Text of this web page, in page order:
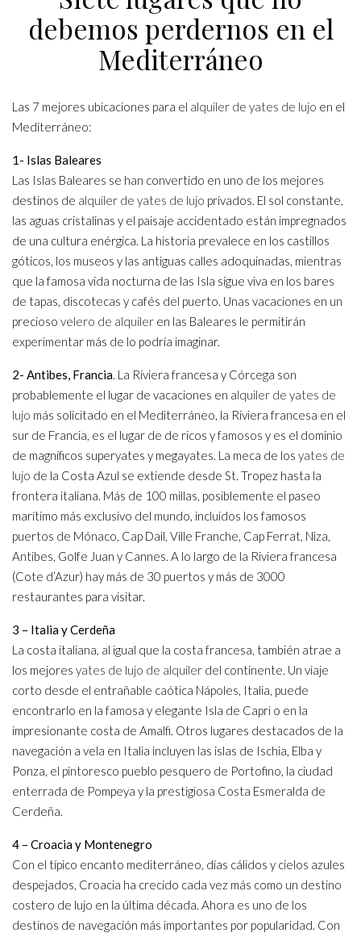
debemos perdernos en el
Mediterráneo
Las 7 mejores ubicaciones para el alquiler de yates de lujo en el
Mediterráneo:
1- Islas Baleares
Las Islas Baleares se han convertido en uno de los mejores
destinos de alquiler de yates de lujo privados. El sol constante,
las aguas cristalinas y el paisaje accidentado están impregnados
de una cultura enérgica. La historia prevalece en los castillos
góticos, los museos y las antiguas calles adoquinadas, mientras
que la famosa vida nocturna de las Isla sigue viva en los bares
de tapas, discotecas y cafés del puerto. Unas vacaciones en un
precioso velero de alquiler en las Baleares le permitirán
experimentar más de lo podría imaginar.
2- Antibes, Francia. La Riviera francesa y Córcega son
probablemente el lugar de vacaciones en alquiler de yates de
lujo más solicitado en el Mediterráneo, la Riviera francesa en el
sur de Francia, es el lugar de de ricos y famosos y es el dominio
de magníficos superyates y megayates. La meca de los yates de
lujo de la Costa Azul se extiende desde St. Tropez hasta la
frontera italiana. Más de 100 millas, posiblemente el paseo
marítimo más exclusivo del mundo, incluidos los famosos
puertos de Mónaco, Cap Dail, Ville Franche, Cap Ferrat, Niza,
Antibes, Golfe Juan y Cannes. A lo largo de la Riviera francesa
(Cote d’Azur) hay más de 30 puertos y más de 3000
restaurantes para visitar.
3 – Italia y Cerdeña
La costa italiana, al igual que la costa francesa, también atrae a
los mejores yates de lujo de alquiler del continente. Un viaje
corto desde el entrañable caótica Nápoles, Italia, puede
encontrarlo en la famosa y elegante Isla de Capri o en la
impresionante costa de Amalfi. Otros lugares destacados de la
navegación a vela en Italia incluyen las islas de Ischia, Elba y
Ponza, el pintoresco pueblo pesquero de Portofino, la ciudad
enterrada de Pompeya y la prestigiosa Costa Esmeralda de
Cerdeña.
4 – Croacia y Montenegro
Con el típico encanto mediterráneo, días cálidos y cielos azules
despejados, Croacia ha crecido cada vez más como un destino
costero de lujo en la última década. Ahora es uno de los
destinos de navegación más importantes por popularidad. Con